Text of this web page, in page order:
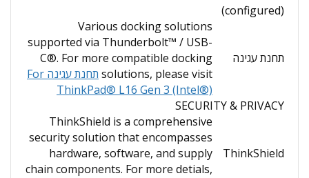
(configured)
תחנת עגינה
Various docking solutions
supported via Thunderbolt™ / USB-
C®. For more compatible docking
solutions, please visit
תחנת עגינה For
ThinkPad® L16 Gen 3 (Intel®)
SECURITY & PRIVACY
ThinkShield
ThinkShield is a comprehensive
security solution that encompasses
hardware, software, and supply
chain components. For more detials,